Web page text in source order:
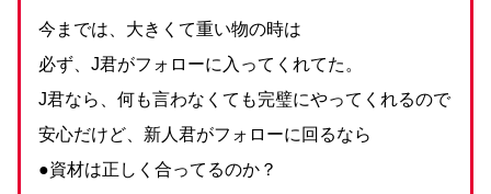
今までは、大きくて重い物の時は
必ず、J君がフォローに入ってくれてた。
J君なら、何も言わなくても完璧にやってくれるので
安心だけど、新人君がフォローに回るなら
●資材は正しく合ってるのか？